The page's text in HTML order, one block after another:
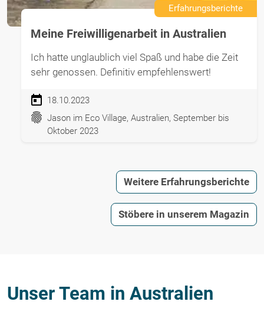
Erfahrungsberichte
Meine Freiwilligenarbeit in Australien
Ich hatte unglaublich viel Spaß und habe die Zeit
sehr genossen. Definitiv empfehlenswert!
18.10.2023
Jason im Eco Village, Australien, September bis
Oktober 2023
Weitere Erfahrungsberichte
Stöbere in unserem Magazin
Unser Team in Australien